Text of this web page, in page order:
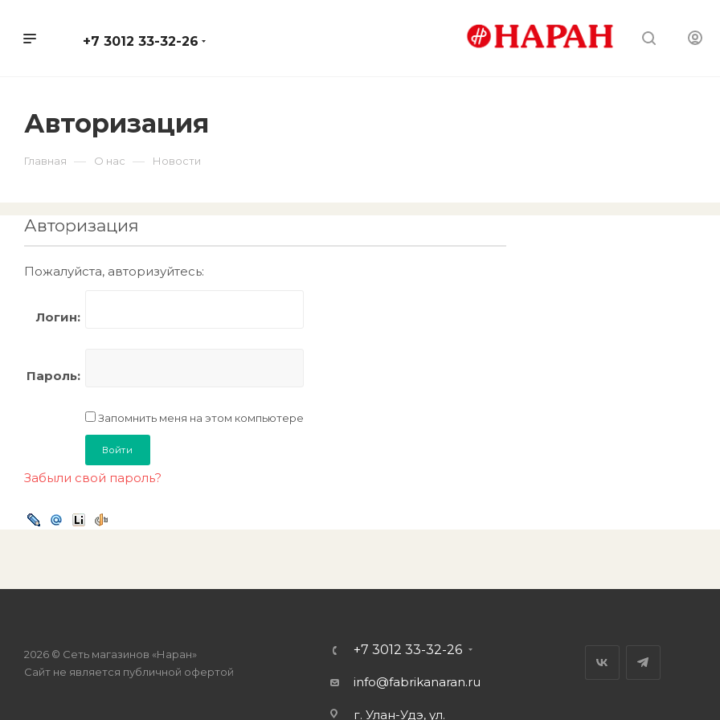
+7 3012 33-32-26
Авторизация
Главная — О нас — Новости
Авторизация
Пожалуйста, авторизуйтесь:
Логин:
Пароль:
Запомнить меня на этом компьютере
Забыли свой пароль?
2026 © Сеть магазинов «Наран»
Сайт не является публичной офертой
+7 3012 33-32-26
info@fabrikanaran.ru
г. Улан-Удэ, ул.